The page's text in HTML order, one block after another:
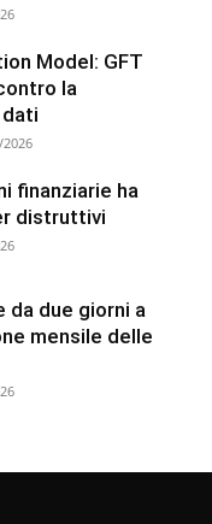
Model: GFT
la
finanziarie ha
distruttivi
da due giorni a
mensile delle